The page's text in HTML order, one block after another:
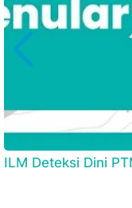
ILM Deteksi Dini